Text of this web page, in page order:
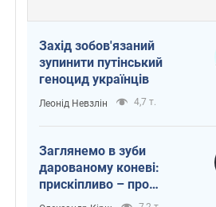
Захід зобов'язаний
зупинити путінський
геноцид українців
Леонід Невзлін 4,7 т.
Заглянемо в зуби
дарованому коневі:
прискіпливо – про
допомогу Україні